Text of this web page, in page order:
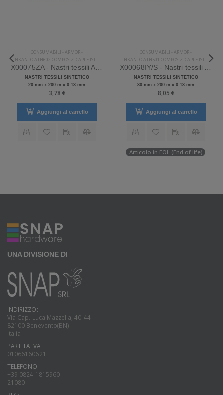
CONSUMABILI -ARMOR -
INKANTO ATN602 COMPOSIZ. CAPI E ISTRUZIONI LAVAGGI
NASTRI TESSILI SINTETICO
20 mm x 200 m x 0,13 mm
3,78 €
Aggiungi al carrello
CONSUMABILI -ARMOR -
INKANTO ATN501 COMPOSIZ. CAPI E ISTRUZIONI LAVAGGI
NASTRI TESSILI SINTETICO
30 mm x 200 m x 0,13 mm
8,05 €
Aggiungi al carrello
Articolo in EOL (End of life)
UNA DIVISIONE DI
INDIRIZZO:
Via Cap. Luca Mazzella, 40-44
82100 Benevento(BN)
Italia
PARTITA IVA:
01066160621
TELEFONO:
+39 0824 1815960
21080